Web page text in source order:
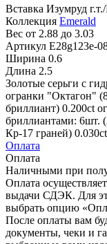
Вставка Изумруд
Коллекция Emerald
Вес от 2.88 до 3.03
Артикул E28g123e-
Ширина 0.6
Длина 2.5
Золотые серьги с
огранки "Октагон"
бриллиант) 0.200ct
бриллиантами: 6шт.
Кр-17 граней) 0.030ct
Оплата
Оплата
Наличными при
Оплата
выдачи СДЭК. Для
выбрать опцию
После оплаты вам
документы, чеки и